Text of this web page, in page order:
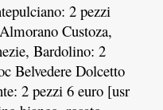
2 pezzi
Custoza,
Bardolino: 2
Belvedere Dolcetto
2 pezzi 6 euro [usr